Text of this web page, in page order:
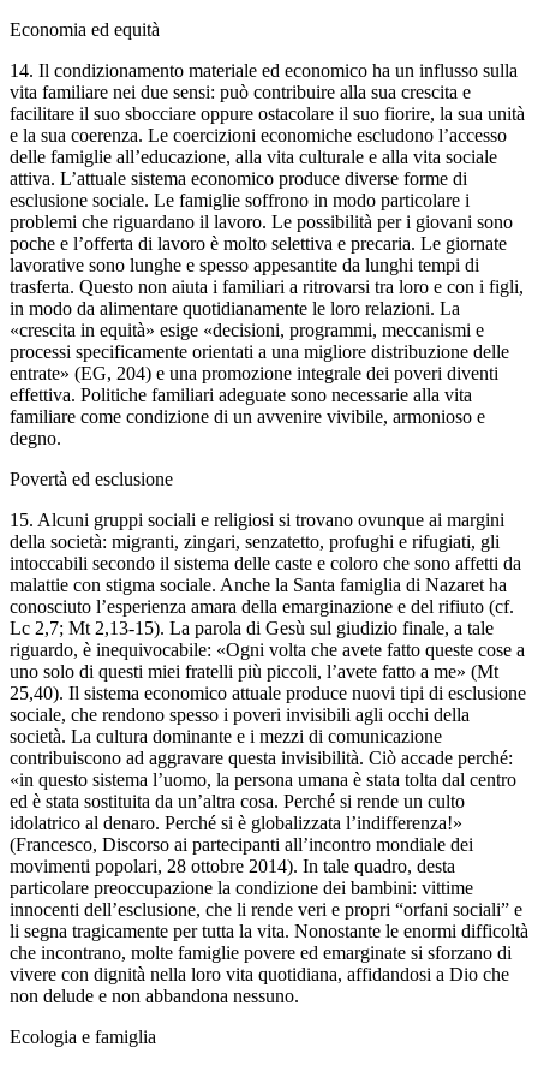
Economia ed equità
14. Il condizionamento materiale ed economico ha un influsso sulla
vita familiare nei due sensi: può contribuire alla sua crescita e
facilitare il suo sbocciare oppure ostacolare il suo fiorire, la sua unità
e la sua coerenza. Le coercizioni economiche escludono l’accesso
delle famiglie all’educazione, alla vita culturale e alla vita sociale
attiva. L’attuale sistema economico produce diverse forme di
esclusione sociale. Le famiglie soffrono in modo particolare i
problemi che riguardano il lavoro. Le possibilità per i giovani sono
poche e l’offerta di lavoro è molto selettiva e precaria. Le giornate
lavorative sono lunghe e spesso appesantite da lunghi tempi di
trasferta. Questo non aiuta i familiari a ritrovarsi tra loro e con i figli,
in modo da alimentare quotidianamente le loro relazioni. La
«crescita in equità» esige «decisioni, programmi, meccanismi e
processi specificamente orientati a una migliore distribuzione delle
entrate» (EG, 204) e una promozione integrale dei poveri diventi
effettiva. Politiche familiari adeguate sono necessarie alla vita
familiare come condizione di un avvenire vivibile, armonioso e
degno.
Povertà ed esclusione
15. Alcuni gruppi sociali e religiosi si trovano ovunque ai margini
della società: migranti, zingari, senzatetto, profughi e rifugiati, gli
intoccabili secondo il sistema delle caste e coloro che sono affetti da
malattie con stigma sociale. Anche la Santa famiglia di Nazaret ha
conosciuto l’esperienza amara della emarginazione e del rifiuto (cf.
Lc 2,7; Mt 2,13-15). La parola di Gesù sul giudizio finale, a tale
riguardo, è inequivocabile: «Ogni volta che avete fatto queste cose a
uno solo di questi miei fratelli più piccoli, l’avete fatto a me» (Mt
25,40). Il sistema economico attuale produce nuovi tipi di esclusione
sociale, che rendono spesso i poveri invisibili agli occhi della
società. La cultura dominante e i mezzi di comunicazione
contribuiscono ad aggravare questa invisibilità. Ciò accade perché:
«in questo sistema l’uomo, la persona umana è stata tolta dal centro
ed è stata sostituita da un’altra cosa. Perché si rende un culto
idolatrico al denaro. Perché si è globalizzata l’indifferenza!»
(Francesco, Discorso ai partecipanti all’incontro mondiale dei
movimenti popolari, 28 ottobre 2014). In tale quadro, desta
particolare preoccupazione la condizione dei bambini: vittime
innocenti dell’esclusione, che li rende veri e propri “orfani sociali” e
li segna tragicamente per tutta la vita. Nonostante le enormi difficoltà
che incontrano, molte famiglie povere ed emarginate si sforzano di
vivere con dignità nella loro vita quotidiana, affidandosi a Dio che
non delude e non abbandona nessuno.
Ecologia e famiglia